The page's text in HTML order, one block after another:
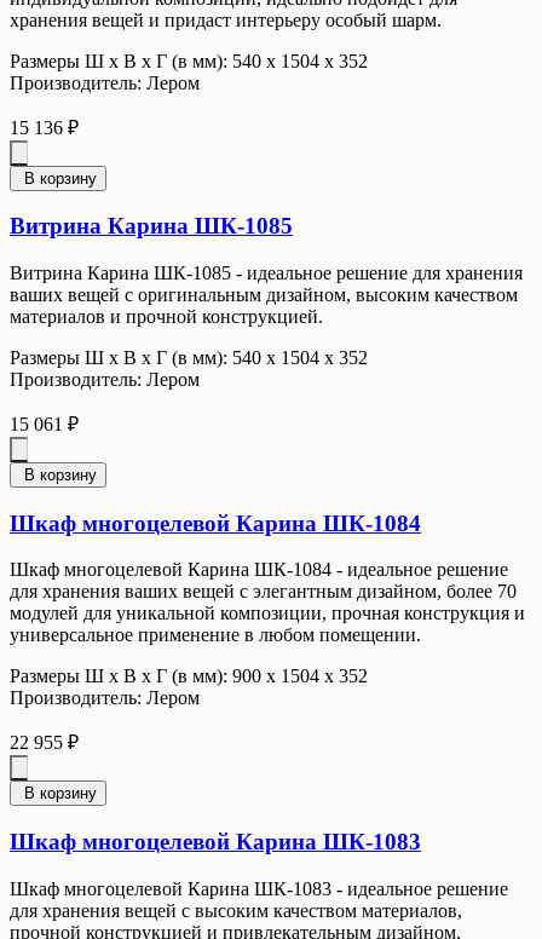
хранения вещей и придаст интерьеру особый шарм.
Размеры Ш x В x Г (в мм): 540 х 1504 х 352
Производитель: Лером
15 136 ₽
В корзину
Витрина Карина ШК-1085
Витрина Карина ШК-1085 - идеальное решение для хранения
ваших вещей с оригинальным дизайном, высоким качеством
материалов и прочной конструкцией.
Размеры Ш x В x Г (в мм): 540 х 1504 х 352
Производитель: Лером
15 061 ₽
В корзину
Шкаф многоцелевой Карина ШК-1084
Шкаф многоцелевой Карина ШК-1084 - идеальное решение
для хранения ваших вещей с элегантным дизайном, более 70
модулей для уникальной композиции, прочная конструкция и
универсальное применение в любом помещении.
Размеры Ш x В x Г (в мм): 900 х 1504 х 352
Производитель: Лером
22 955 ₽
В корзину
Шкаф многоцелевой Карина ШК-1083
Шкаф многоцелевой Карина ШК-1083 - идеальное решение
для хранения вещей с высоким качеством материалов,
прочной конструкцией и привлекательным дизайном,